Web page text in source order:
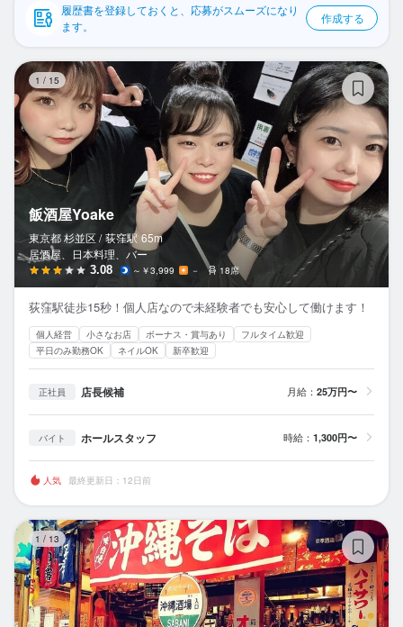
履歴書を登録しておくと、応募がスムーズになり
ます。
作成する
1 / 15
飯酒屋Yoake
東京都 杉並区 / 荻窪駅 65m
居酒屋、日本料理、バー
3.08 ～￥3,999 － 18席
荻窪駅徒歩15秒！個人店なので未経験者でも安心して働けます！
個人経営 小さなお店 ボーナス・賞与あり
フルタイム歓迎
平日のみ勤務OK
ネイルOK 新卒歓迎
正社員 店長候補 月給： 25万円〜
バイト ホールスタッフ 時給： 1,300円〜
人気 最終更新日：12日前
1 / 13